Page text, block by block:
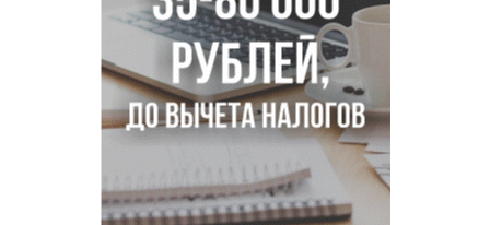
О пустырях в центре Новосибирска из-за лимита
площади КРТ предупредили эксперты